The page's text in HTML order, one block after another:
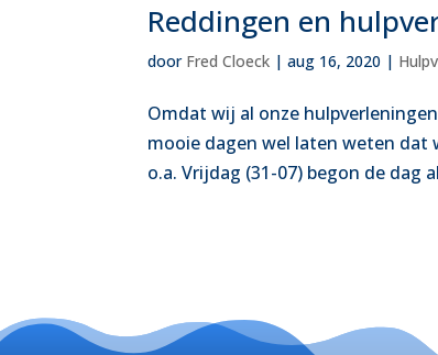
Reddingen en
door Fred Cloeck |aug 16, 2020 |
Omdat wij al onze
mooie dagen wel laten weten dat
o.a. Vrijdag (31-07) begon de dag